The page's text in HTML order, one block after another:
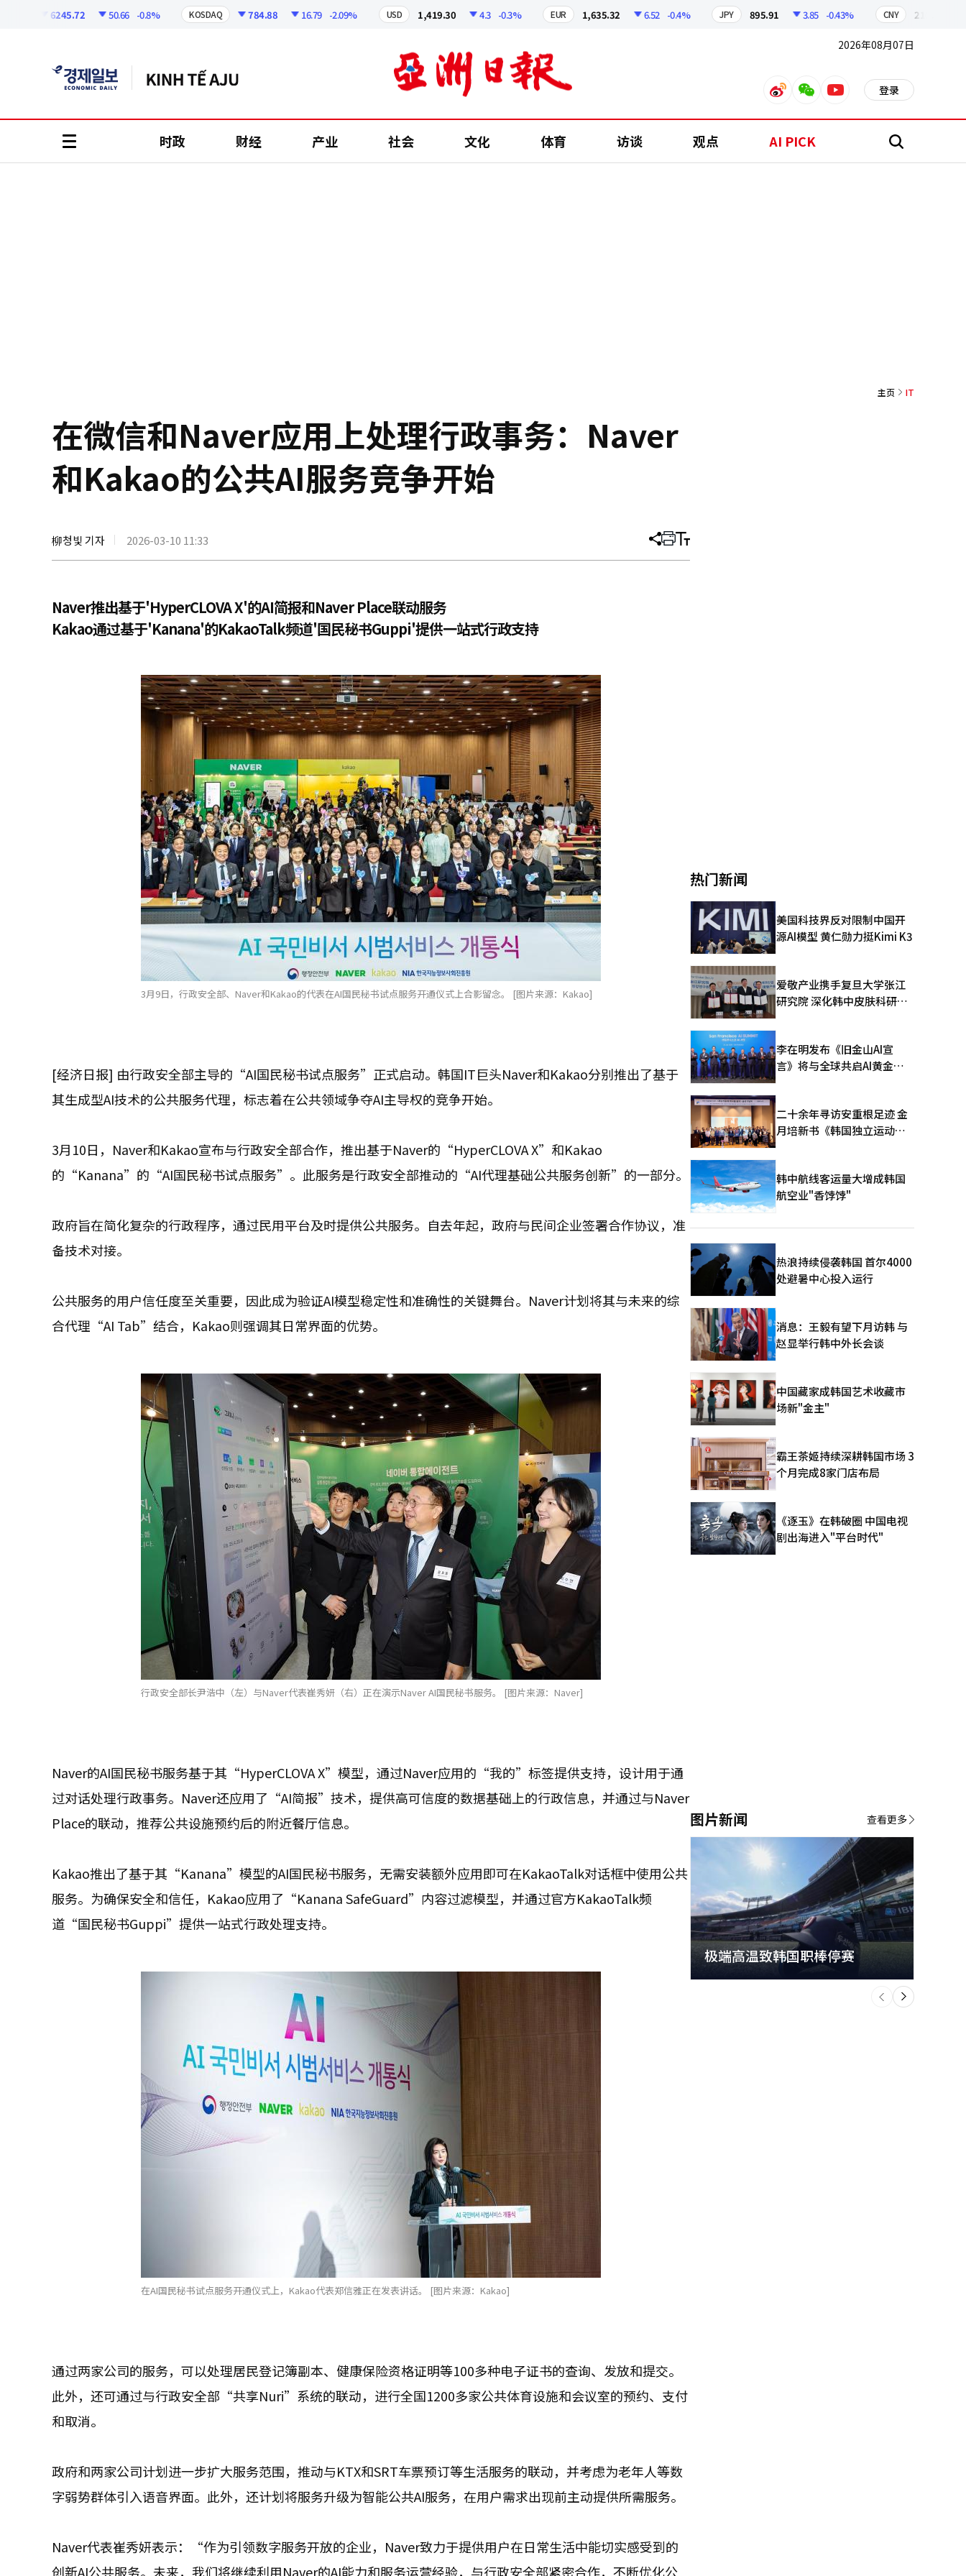
6245.72 50.66 -0.8% KOSDAQ 784.88 16.79 -2.09% 1,419.30 -0.3% 1,635.32 6.52 -0.4% 895.91 3.85 -0.43% 210.38
2026年08月07日
weiboweixinyoutube 登录
时政 财经 产业 社会 文化 体育 访谈 观点 AI PICK 搜
主页 IT
在微信和Naver应用上处理行政事务：Naver
和Kakao的公共AI服务竞争开始
柳청빛 기자 2026-03-10 11:33 分
文
打 调
大
Naver推出基于'HyperCLOVA X'的AI简报和Naver Place联动服务
Kakao通过基于'Kanana'的KakaoTalk频道'国民秘书Guppi'提供一站式行政支持
3月9日，行政安全部、Naver和Kakao的代表在AI国民秘书试点服务开通仪式上合影留念。 [图片来源：Kakao]
[经济日报] 由行政安全部主导的“AI国民秘书试点服务”正式启动。韩国IT巨头Naver和Kakao分别推出了基于
其生成型AI技术的公共服务代理，标志着在公共领域争夺AI主导权的竞争开始。
3月10日，Naver和Kakao宣布与行政安全部合作，推出基于Naver的“HyperCLOVA X”和Kakao
的“Kanana”的“AI国民秘书试点服务”。此服务是行政安全部推动的“AI代理基础公共服务创新”的一部分。
政府旨在简化复杂的行政程序，通过民用平台及时提供公共服务。自去年起，政府与民间企业签署合作协议，准
备技术对接。
公共服务的用户信任度至关重要，因此成为验证AI模型稳定性和准确性的关键舞台。Naver计划将其与未来的综
合代理“AI Tab”结合，Kakao则强调其日常界面的优势。
行政安全部长尹浩中（左）与Naver代表崔秀妍（右）正在演示Naver AI国民秘书服务。 [图片来源：Naver]
Naver的AI国民秘书服务基于其“HyperCLOVA X”模型，通过Naver应用的“我的”标签提供支持，设计用于通
过对话处理行政事务。Naver还应用了“AI简报”技术，提供高可信度的数据基础上的行政信息，并通过与Naver
Place的联动，推荐公共设施预约后的附近餐厅信息。
Kakao推出了基于其“Kanana”模型的AI国民秘书服务，无需安装额外应用即可在KakaoTalk对话框中使用公共
服务。为确保安全和信任，Kakao应用了“Kanana SafeGuard”内容过滤模型，并通过官方KakaoTalk频
道“国民秘书Guppi”提供一站式行政处理支持。
在AI国民秘书试点服务开通仪式上，Kakao代表郑信雅正在发表讲话。 [图片来源：Kakao]
通过两家公司的服务，可以处理居民登记簿副本、健康保险资格证明等100多种电子证书的查询、发放和提交。
此外，还可通过与行政安全部“共享Nuri”系统的联动，进行全国1200多家公共体育设施和会议室的预约、支付
和取消。
政府和两家公司计划进一步扩大服务范围，推动与KTX和SRT车票预订等生活服务的联动，并考虑为老年人等数
字弱势群体引入语音界面。此外，还计划将服务升级为智能公共AI服务，在用户需求出现前主动提供所需服务。
Naver代表崔秀妍表示：“作为引领数字服务开放的企业，Naver致力于提供用户在日常生活中能切实感受到的
创新AI公共服务。未来，我们将继续利用Naver的AI能力和服务运营经验，与行政安全部紧密合作，不断优化公
热门新闻
美国科技界反对限制中国开
源AI模型 黄仁勋力挺Kimi K3
爱敬产业携手复旦大学张江
研究院 深化韩中皮肤科研合
李在明发布《旧金山AI宣
言》将与全球共启AI黄金时
二十余年寻访安重根足迹 金
月培新书《韩国独立运动圣
韩中航线客运量大增成韩国
航空业"香饽饽"
热浪持续侵袭韩国 首尔4000
处避暑中心投入运行
消息：王毅有望下月访韩 与
赵显举行韩中外长会谈
中国藏家成韩国艺术收藏市
场新"金主"
霸王茶姬持续深耕韩国市场 3
个月完成8家门店布局
《逐玉》在韩破圈 中国电视
剧出海进入"平台时代"
图片新闻
极端高温致韩国职棒停赛
下
一
个
查看更多